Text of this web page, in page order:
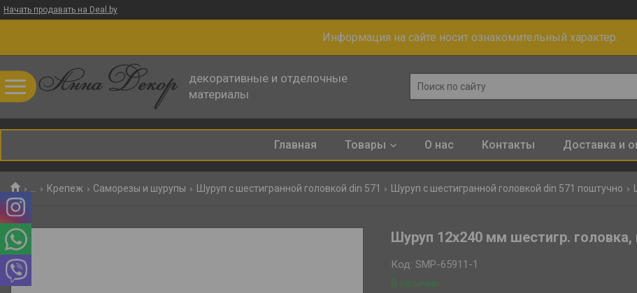
Начать продавать на Deal.by
Информация на сайте носит ознакомительный характер.
декоративные и отделочные
материалы
Главная Товары О нас Контакты Доставка и
Крепеж Саморезы и шурупы Шуруп с шестигранной головкой din 571 Шуруп с шестигранной головкой din 571 поштучно
Шуруп 12х240 мм шестигр. головка,
В наличии
Код:SMP-65911-1